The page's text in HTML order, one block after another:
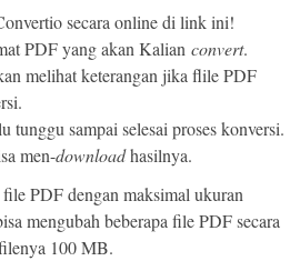
secara online di link ini!
PDF yang akan Kalian convert.
melihat keterangan jika flile PDF
tunggu sampai selesai proses konversi.
men-downloadhasilnya.
PDF dengan maksimal ukuran
mengubah beberapa file PDF secara
100 MB.